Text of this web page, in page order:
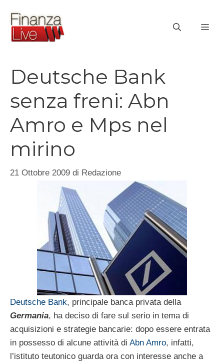
contenuto
Deutsche Bank
senza freni: Abn
Amro e Mps nel
mirino
21 Ottobre 2009 di Redazione
Deutsche Bank, principale banca privata della
Germania, ha deciso di fare sul serio in tema di
acquisizioni e strategie bancarie: dopo essere entrata
in possesso di alcune attività di Abn Amro, infatti,
l’istituto teutonico guarda ora con interesse anche a